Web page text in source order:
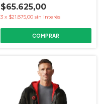
$65.625,00
3 x $21.875,00 sin interés
COMPRAR